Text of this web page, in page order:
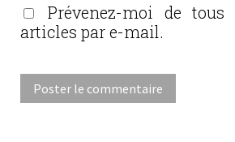
Prévenez-moi de tous
articles par e-mail.